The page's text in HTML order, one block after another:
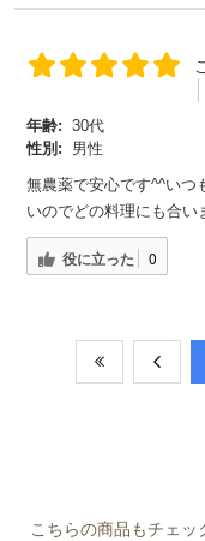
年齢: 30代
性別:
男性
無農薬で安心です^^いつ
いのでどの料理にも合い
役に立った 0
こちらの商品もチェッ